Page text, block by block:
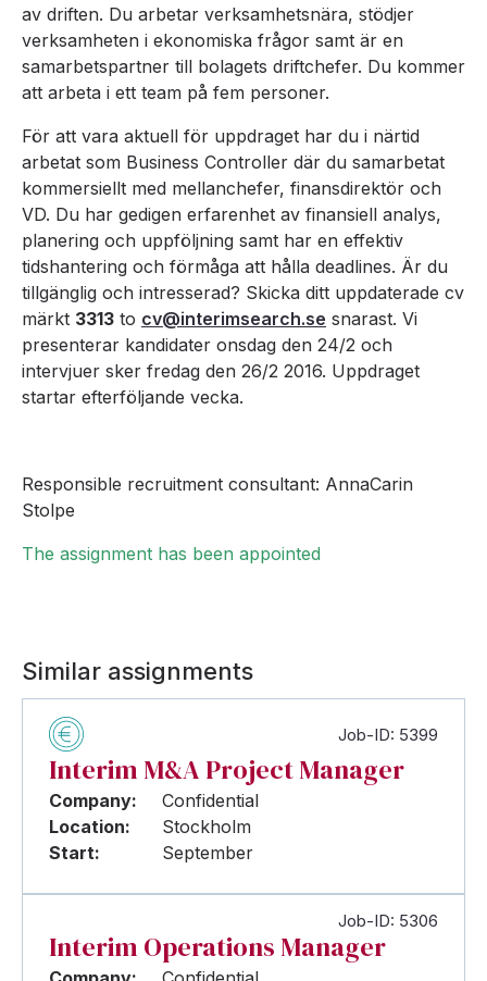
av driften. Du arbetar verksamhetsnära, stödjer
verksamheten i ekonomiska frågor samt är en
samarbetspartner till bolagets driftchefer. Du kommer
att arbeta i ett team på fem personer.
För att vara aktuell för uppdraget har du i närtid
arbetat som Business Controller där du samarbetat
kommersiellt med mellanchefer, finansdirektör och
VD. Du har gedigen erfarenhet av finansiell analys,
planering och uppföljning samt har en effektiv
tidshantering och förmåga att hålla deadlines. Är du
tillgänglig och intresserad? Skicka ditt uppdaterade cv
märkt 3313 to cv@interimsearch.se snarast. Vi
presenterar kandidater onsdag den 24/2 och
intervjuer sker fredag den 26/2 2016. Uppdraget
startar efterföljande vecka.
Responsible recruitment consultant: AnnaCarin
Stolpe
The assignment has been appointed
Similar assignments
Job-ID: 5399
Interim M&A Project Manager
Company:
Confidential
Location:
Stockholm
Start:
September
Job-ID: 5306
Interim Operations Manager